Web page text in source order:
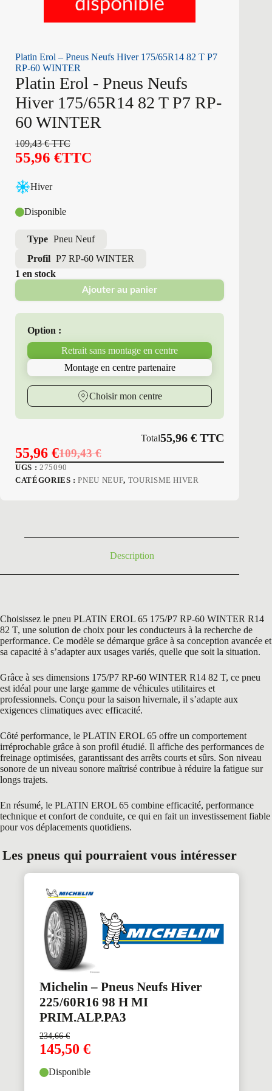
Platin Erol – Pneus Neufs Hiver 175/65R14 82 T P7
RP-60 WINTER
Platin Erol - Pneus Neufs
Hiver 175/65R14 82 T P7 RP-
60 WINTER
109,43€TTC
55,96 €TTC
Hiver
Disponible
Type Pneu Neuf
Profil P7 RP-60 WINTER
1 en stock
Ajouter au panier
Option :
Retrait sans montage en centre
Montage en centre partenaire
Choisir mon centre
Total55,96€ TTC
109,43€
Le
prix
55,96 €Le
prix
UGS : 275090
CATÉGORIES :PNEU NEUF, TOURISME HIVER
Description
Choisissez le pneu PLATIN EROL 65 175/P7 RP-60 WINTER R14
82 T, une solution de choix pour les conducteurs à la recherche de
performance. Ce modèle se démarque grâce à sa conception avancée et
sa capacité à s’adapter aux usages variés, quelle que soit la situation.
Grâce à ses dimensions 175/P7 RP-60 WINTER R14 82 T, ce pneu
est idéal pour une large gamme de véhicules utilitaires et
professionnels. Conçu pour la saison hivernale, il s’adapte aux
exigences climatiques avec efficacité.
Côté performance, le PLATIN EROL 65 offre un comportement
irréprochable grâce à son profil étudié. Il affiche des performances de
freinage optimisées, garantissant des arrêts courts et sûrs. Son niveau
sonore de un niveau sonore maîtrisé contribue à réduire la fatigue sur
longs trajets.
En résumé, le PLATIN EROL 65 combine efficacité, performance
technique et confort de conduite, ce qui en fait un investissement fiable
pour vos déplacements quotidiens.
Les pneus qui pourraient vous intéresser
Michelin – Pneus Neufs Hiver
225/60R16 98 H MI
PRIM.ALP.PA3
234,66€
145,50 €
Disponible